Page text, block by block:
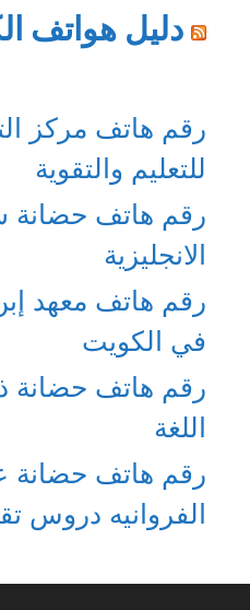
دليل هواتف
رقم هاتف مركز
للتعليم والتقوية
رقم هاتف حضانة
الانجليزية
رقم هاتف معهد
في الكويت
رقم هاتف حضانة ذي
اللغة
رقم هاتف حضانة
الفروانيه دروس